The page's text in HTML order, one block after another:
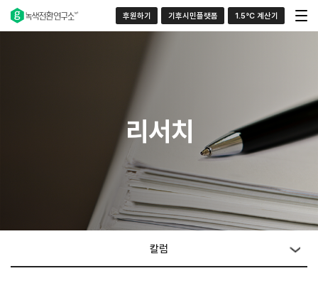
후원하기 기후시민플랫폼 1.5°C 계산기
리서치
칼럼